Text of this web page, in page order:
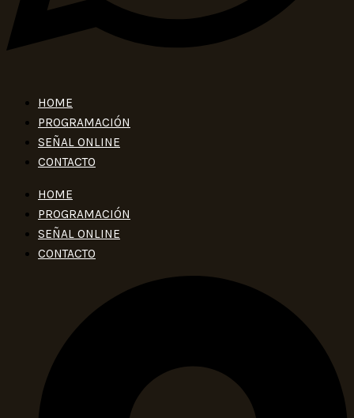
HOME
PROGRAMACIÓN
SEÑAL ONLINE
CONTACTO
HOME
PROGRAMACIÓN
SEÑAL ONLINE
CONTACTO